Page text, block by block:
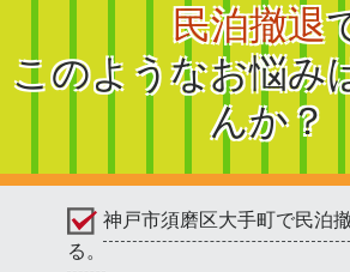
民泊撤退
このようなお悩み
んか？
神戸市須磨区大手町で民泊
る。